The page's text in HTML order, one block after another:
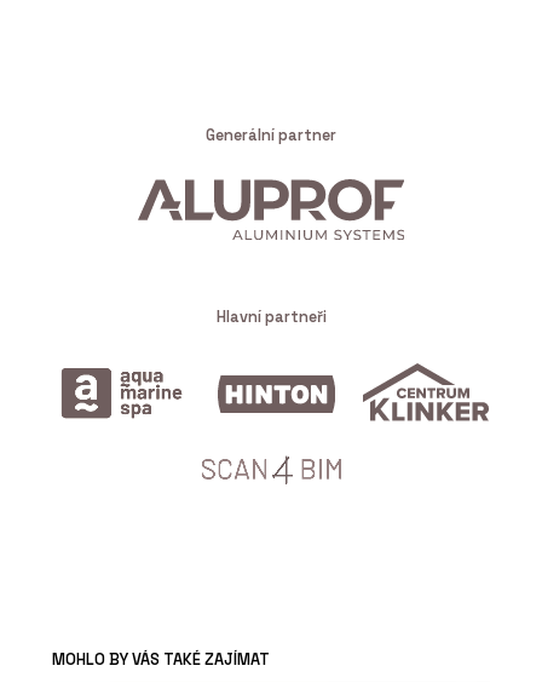
Generální partner
Hlavní partneři
MOHLO BY VÁS TAKÉ ZAJÍMAT